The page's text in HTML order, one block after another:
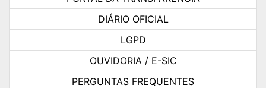
DIÁRIO OFICIAL
LGPD
OUVIDORIA / E-SIC
PERGUNTAS FREQUENTES